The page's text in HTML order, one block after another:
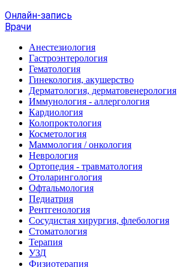
Онлайн-запись
Врачи
Анестезиология
Гастроэнтерология
Гематология
Гинекология, акушерство
Дерматология, дерматовенерология
Иммунология - аллергология
Кардиология
Колопроктология
Косметология
Маммология / онкология
Неврология
Ортопедия - травматология
Отоларингология
Офтальмология
Педиатрия
Рентгенология
Сосудистая хирургия, флебология
Стоматология
Терапия
УЗД
Физиотерапия